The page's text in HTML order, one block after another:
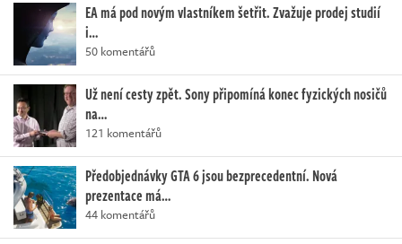
EA má pod novým vlastníkem šetřit. Zvažuje prodej studií
i…
50 komentářů
Už není cesty zpět. Sony připomíná konec fyzických nosičů
na…
121 komentářů
Předobjednávky GTA 6 jsou bezprecedentní. Nová
prezentace má…
44 komentářů